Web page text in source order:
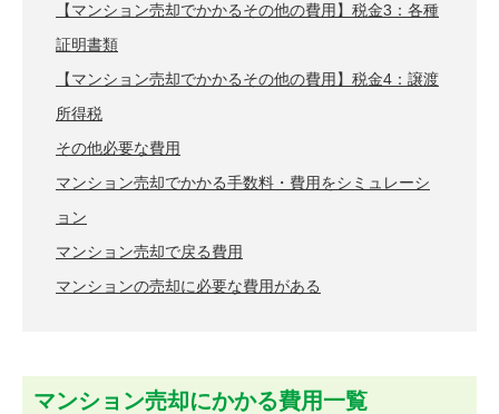
【マンション売却でかかるその他の費用】税金3：各種
証明書類
【マンション売却でかかるその他の費用】税金4：譲渡
所得税
その他必要な費用
マンション売却でかかる手数料・費用をシミュレーシ
ョン
マンション売却で戻る費用
マンションの売却に必要な費用がある
マンション売却にかかる費用一覧